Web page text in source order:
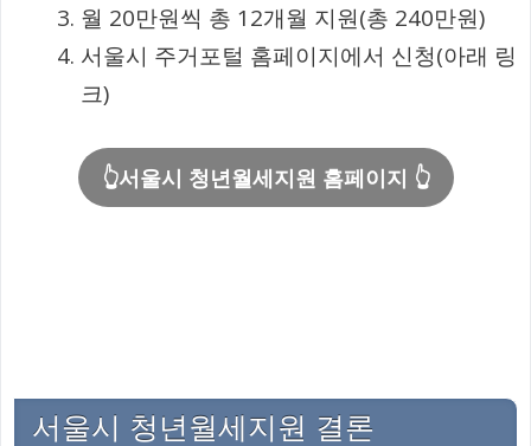
월 20만원씩 총 12개월 지원(총 240만원)
서울시 주거포털 홈페이지에서 신청(아래 링
크)
👆서울시 청년월세지원 홈페이지 👆
서울시 청년월세지원 결론